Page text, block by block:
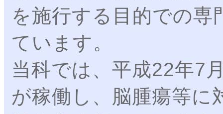
を施行する目的での専
ています。
当科では、平成22年7
が稼働し、脳腫瘍等に